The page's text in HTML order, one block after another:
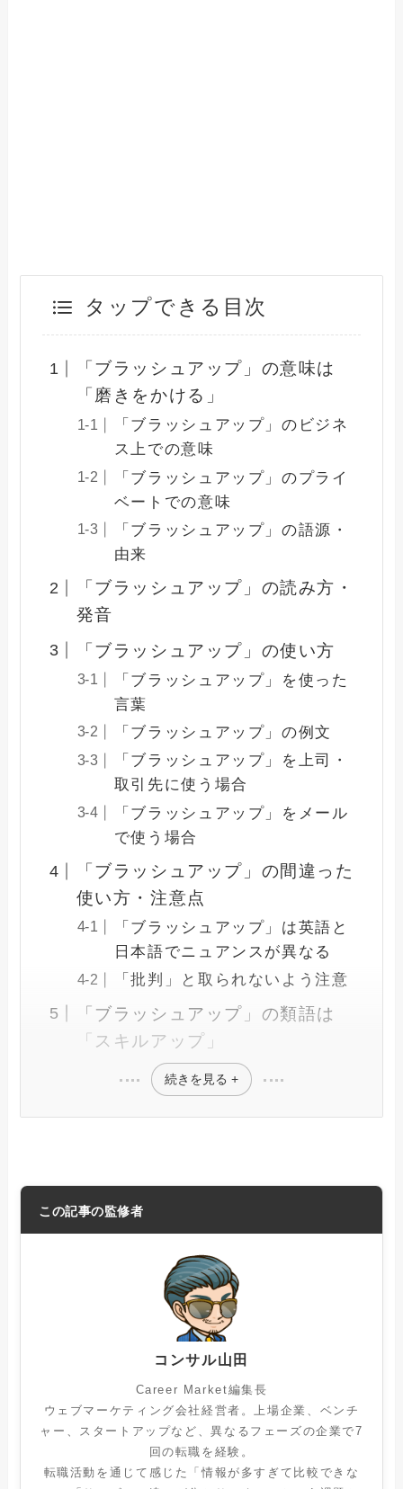
タップできる目次
「ブラッシュアップ」の意味は
「磨きをかける」
「ブラッシュアップ」のビジネ
ス上での意味
「ブラッシュアップ」のプライ
ベートでの意味
「ブラッシュアップ」の語源・
由来
「ブラッシュアップ」の読み方・
発音
「ブラッシュアップ」の使い方
「ブラッシュアップ」を使った
言葉
「ブラッシュアップ」の例文
「ブラッシュアップ」を上司・
取引先に使う場合
「ブラッシュアップ」をメール
で使う場合
「ブラッシュアップ」の間違った
使い方・注意点
「ブラッシュアップ」は英語と
日本語でニュアンスが異なる
「批判」と取られないよう注意
「ブラッシュアップ」の類語は
「スキルアップ」
続きを見る +
この記事の監修者
コンサル山田
Career Market編集長
ウェブマーケティング会社経営者。上場企業、ベンチ
ャー、スタートアップなど、異なるフェーズの企業で7
回の転職を経験。
転職活動を通じて感じた「情報が多すぎて比較できな